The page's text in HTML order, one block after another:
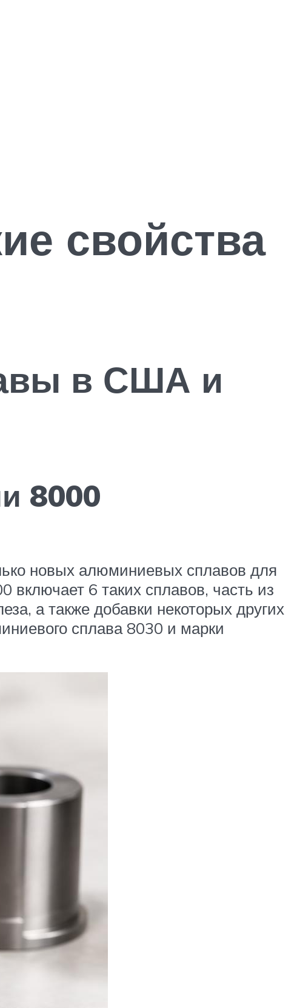
свойства
в США и
8000
новых алюминиевых сплавов для
6 таких сплавов, часть из
а также добавки некоторых других
сплава 8030 и марки